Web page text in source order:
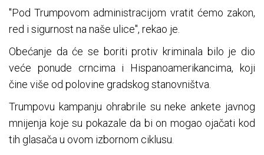
"Pod Trumpovom administracijom vratit ćemo zakon,
red i sigurnost na naše ulice", rekao je.
Obećanje da će se boriti protiv kriminala bilo je dio
veće ponude crncima i Hispanoamerikancima, koji
čine više od polovine gradskog stanovništva.
Trumpovu kampanju ohrabrile su neke ankete javnog
mnijenja koje su pokazale da bi on mogao ojačati kod
tih glasača u ovom izbornom ciklusu.